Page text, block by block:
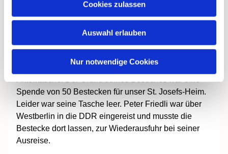
Cookies zulassen
Auswahl erlauben
Nur notwendige Cookies
Im September 1984 klingelte es an unserer
Wohnungstür. Es besuchte uns überraschend unser
Freund Peter Friedli, den wir über die Taizebewegung
ausgestattet, mit Sommerkleidung und einer
Spende von 50 Bestecken für unser St. Josefs-Heim.
Leider war seine Tasche leer. Peter Friedli war über
Westberlin in die DDR eingereist und musste die
Bestecke dort lassen, zur Wiederausfuhr bei seiner
Ausreise.